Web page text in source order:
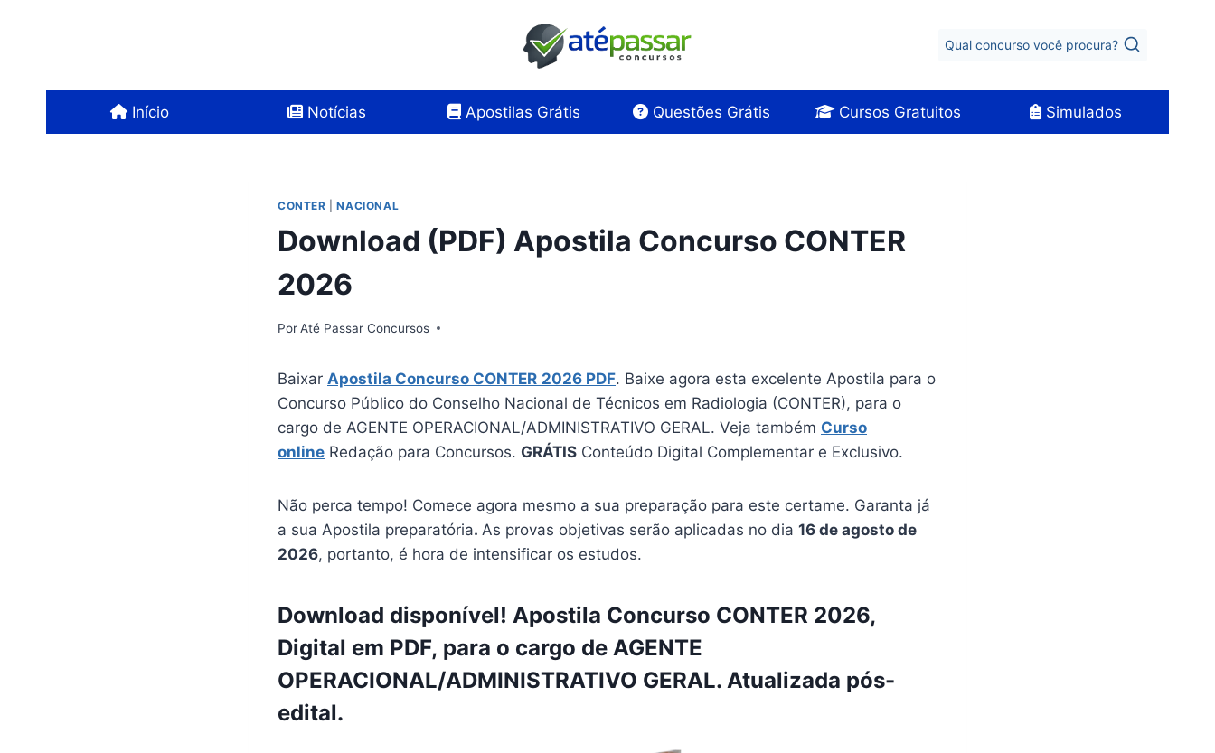
Qual concurso você procura?
Início Notícias Apostilas Grátis Questões Grátis Cursos Gratuitos Simulados
CONTER |NACIONAL
Download (PDF) Apostila Concurso CONTER
2026
PorAté Passar Concursos
Baixar Apostila Concurso CONTER 2026 PDF. Baixe agora esta excelente Apostila para o
Concurso Público do Conselho Nacional de Técnicos em Radiologia (CONTER), para o
cargo de AGENTE OPERACIONAL/ADMINISTRATIVO GERAL. Veja também Curso
online Redação para Concursos. GRÁTIS Conteúdo Digital Complementar e Exclusivo.
Não perca tempo! Comece agora mesmo a sua preparação para este certame. Garanta já
a sua Apostila preparatória. As provas objetivas serão aplicadas no dia 16 de agosto de
2026, portanto, é hora de intensificar os estudos.
Download disponível! Apostila Concurso CONTER 2026,
Digital em PDF, para o cargo de AGENTE
OPERACIONAL/ADMINISTRATIVO GERAL. Atualizada pós-
edital.